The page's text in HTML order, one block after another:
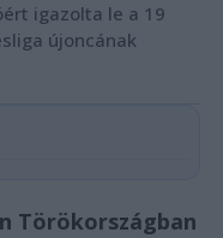
igazolta le a 19
újoncának
Törökországban